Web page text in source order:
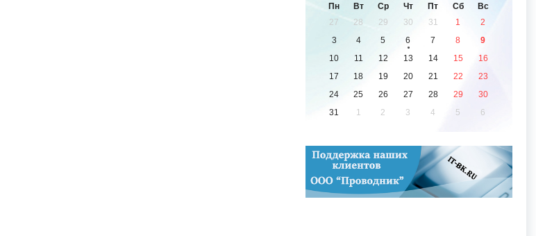
Пн Вт Ср Чт Пт Сб
Вс
27
28 29 30 31 1
2
3
4 5 6 7 8
9
10
11 12 13 14 15
16
17
18 19 20 21 22
23
24
25 26 27 28 29
30
31
1 2 3 4 5 6